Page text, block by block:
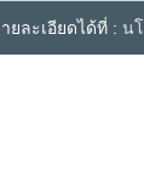
ละเอียดได้ที่ : น